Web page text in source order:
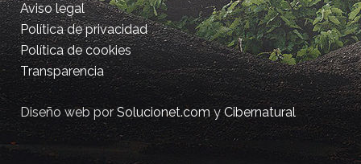
Aviso legal
Política de privacidad
Política de cookies
Transparencia
Diseño web porSolucionet.comyCibernatural